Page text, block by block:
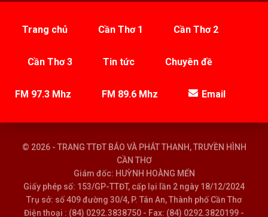
Trang chủ Cần Thơ 1 Cần Thơ 2
Cần Thơ 3 Tin tức Chuyên đề
FM 97.3 Mhz FM 89.6 Mhz Email
© 2026 - TRANG TTĐT BÁO VÀ PHÁT THANH, TRUYỀN HÌNH
CẦN THƠ
Giám đốc: HUỲNH HOÀNG MẾN
Giấy phép số: 153/GP-TTĐT, cấp lại lần 2 ngày 18/12/2024
Trụ sở: số 409 đường 30/4, P. Tân An, Thành phố Cần Thơ
Điện thoại : (84) 0292.3838750 - Fax: (84) 0292.3820199 -